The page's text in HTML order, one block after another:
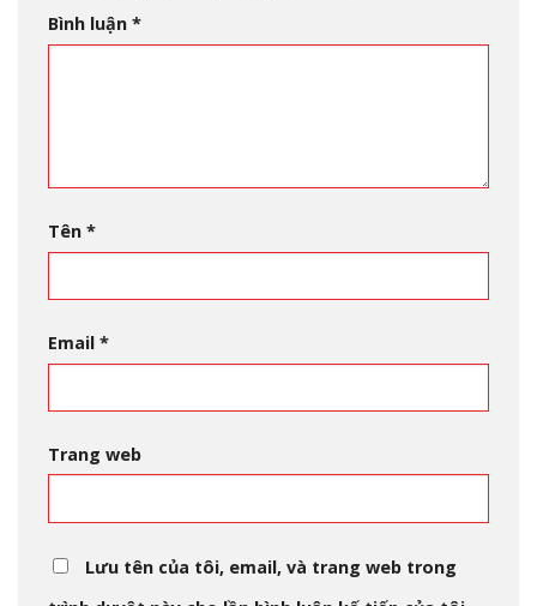
Bình luận *
Tên *
Email *
Trang web
Lưu tên của tôi, email, và trang web trong